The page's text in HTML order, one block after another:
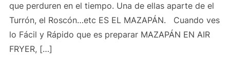
que perduren en el tiempo. Una de ellas aparte de el
Turrón, el Roscón…etc ES EL MAZAPÁN. Cuando ves
lo Fácil y Rápido que es preparar MAZAPÁN EN AIR
FRYER, […]